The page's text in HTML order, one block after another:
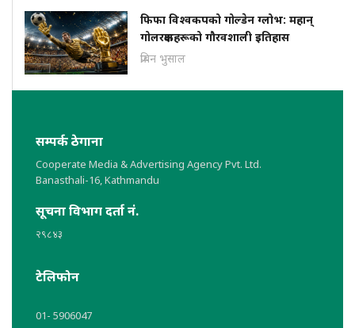
फिफा विश्वकपको गोल्डेन ग्लोभ: महान्
गोलरक्षकहरूको गौरवशाली इतिहास
प्रबिन भुसाल
सम्पर्क ठेगाना
Cooperate Media & Advertising Agency Pvt. Ltd.
Banasthali-16, Kathmandu
सूचना विभाग दर्ता नं.
२९८४३
टेलिफोन
01- 5906047